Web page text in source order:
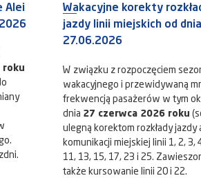
Alei
roku
Wakacyjne korekty
jazdy linii miejskich od dnia
27.06.2026
W związku z rozpoczęciem
wakacyjnego i przewidywaną
frekwencją pasażerów w tym
dnia 27 czerwca 2026 roku
ulegną korektom rozkłady
komunikacji miejskiej linii 1, 2, 3,
11, 13, 15, 17, 23 i 25.
także kursowanie linii 20 i 22.